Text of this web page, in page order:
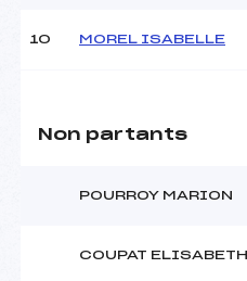
10 MOREL ISABELLE
Non partants
POURROY MARION
COUPAT ELISABETH